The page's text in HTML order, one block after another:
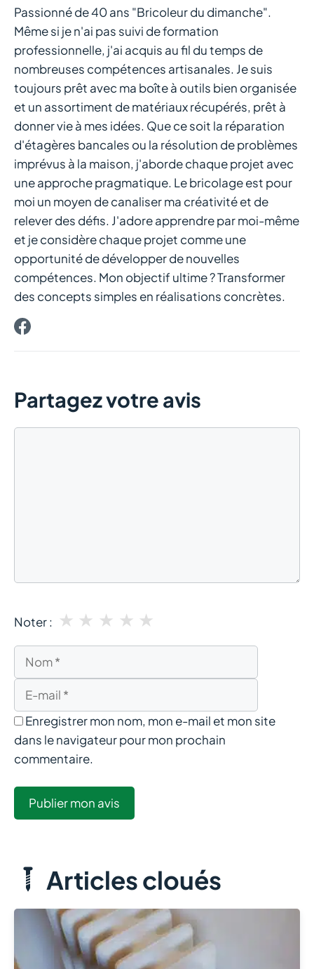
Passionné de 40 ans "Bricoleur du dimanche".
Même si je n'ai pas suivi de formation
professionnelle, j'ai acquis au fil du temps de
nombreuses compétences artisanales. Je suis
toujours prêt avec ma boîte à outils bien organisée
et un assortiment de matériaux récupérés, prêt à
donner vie à mes idées. Que ce soit la réparation
d'étagères bancales ou la résolution de problèmes
imprévus à la maison, j'aborde chaque projet avec
une approche pragmatique. Le bricolage est pour
moi un moyen de canaliser ma créativité et de
relever des défis. J'adore apprendre par moi-même
et je considère chaque projet comme une
opportunité de développer de nouvelles
compétences. Mon objectif ultime ? Transformer
des concepts simples en réalisations concrètes.
Partagez votre avis
Noter : ★
★
★
★
★
Nom
mail
Enregistrer mon nom, mon e-mail et mon site
dans le navigateur pour mon prochain
commentaire.
Articles cloués